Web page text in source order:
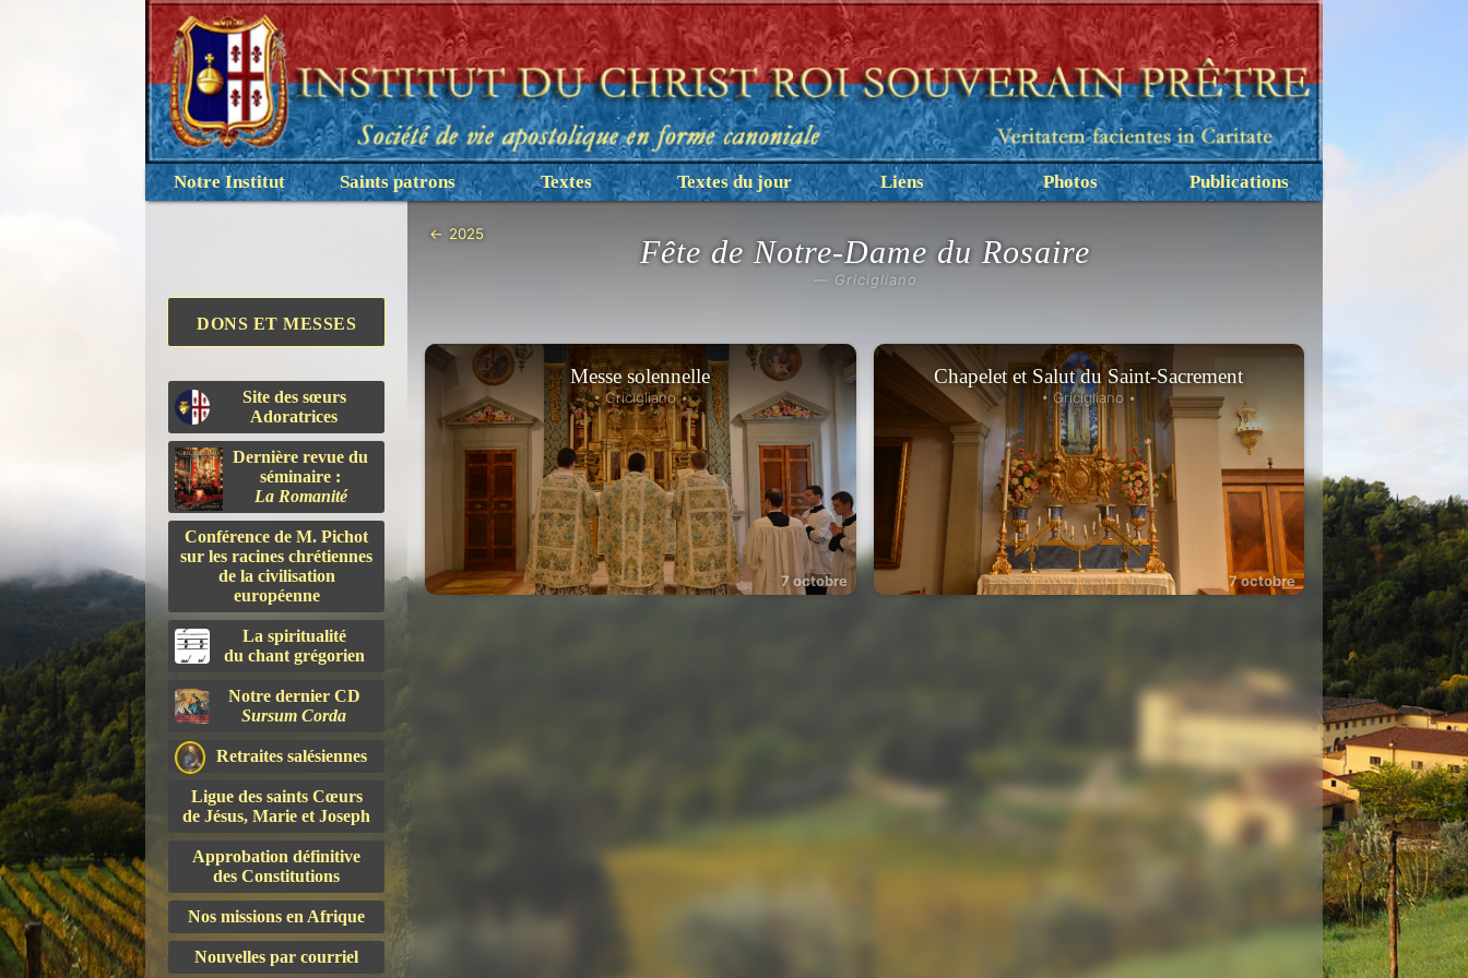
Notre Institut Saints patrons Textes Textes du jour Liens Photos Publications
DONS ET MESSES
Site des sœurs
Adoratrices
Dernière revue du
séminaire :
La Romanité
Conférence de M. Pichot
sur les racines chrétiennes
de la civilisation
européenne
La spiritualité
du chant grégorien
Notre dernier CD
Sursum Corda
Retraites salésiennes
Ligue des saints Cœurs
de Jésus, Marie et Joseph
Approbation définitive
des Constitutions
Nos missions en Afrique
Nouvelles par courriel
← 2025
Fête de Notre-Dame du Rosaire
— Gricigliano
Messe solennelle
• Gricigliano •
7 octobre
Chapelet et Salut du Saint-Sacrement
• Gricigliano •
7 octobre